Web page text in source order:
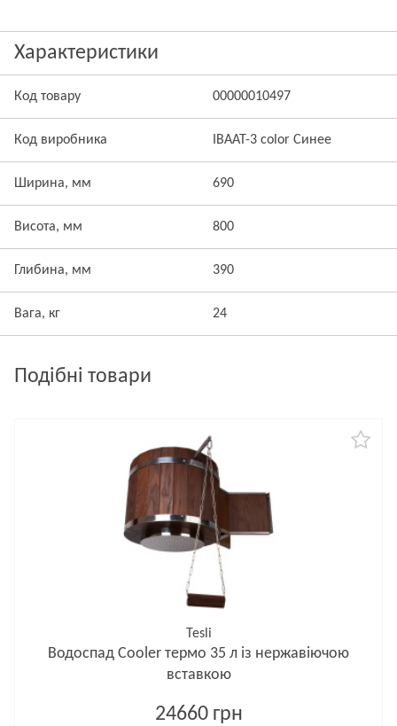
Характеристики
Код товару 00000010497
Код виробника IBAAT-3 color Синее
Ширина, мм 690
Висота, мм 800
Глибина, мм 390
Вага, кг 24
Подібні товари
Tesli
Водоспад Cooler термо 35 л із нержавіючою
вставкою
24660 грн